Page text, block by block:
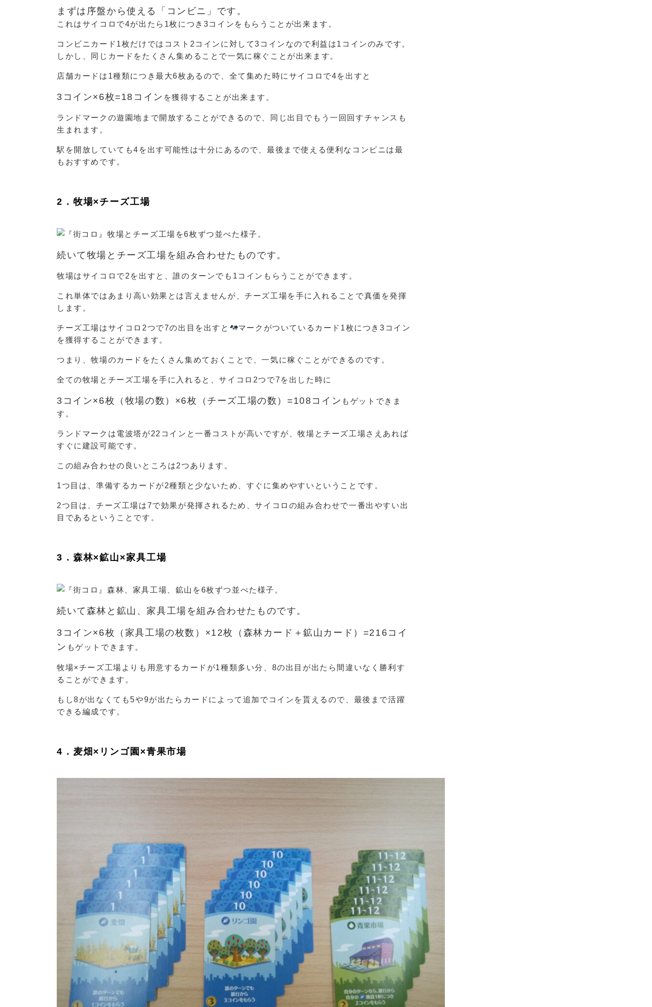
まずは序盤から使える「コンビニ」です。
これはサイコロで4が出たら1枚につき3コインをもらうことが出来ます。
コンビニカード1枚だけではコスト2コインに対して3コインなので利益は1コインのみです。
しかし、同じカードをたくさん集めることで一気に稼ぐことが出来ます。
店舗カードは1種類につき最大6枚あるので、全て集めた時にサイコロで4を出すと
3コイン×6枚=18コイン を獲得することが出来ます。
ランドマークの遊園地まで開放することができるので、同じ出目でもう一回回すチャンスも
生まれます。
駅を開放していても4を出す可能性は十分にあるので、最後まで使える便利なコンビニは最
もおすすめです。
2．牧場×チーズ工場
続いて牧場とチーズ工場を組み合わせたものです。
牧場はサイコロで2を出すと、誰のターンでも1コインもらうことができます。
これ単体ではあまり高い効果とは言えませんが、チーズ工場を手に入れることで真価を発揮
します。
チーズ工場はサイコロ2つで7の出目を出すと
マークがついているカード1枚につき3コイン
を獲得することができます。
つまり、牧場のカードをたくさん集めておくことで、一気に稼ぐことができるのです。
全ての牧場とチーズ工場を手に入れると、サイコロ2つで7を出した時に
3コイン×6枚（牧場の数）×6枚（チーズ工場の数）=108コイン もゲットできま
す。
ランドマークは電波塔が22コインと一番コストが高いですが、牧場とチーズ工場さえあれば
すぐに建設可能です。
この組み合わせの良いところは2つあります。
1つ目は、準備するカードが2種類と少ないため、すぐに集めやすいということです。
2つ目は、チーズ工場は7で効果が発揮されるため、サイコロの組み合わせで一番出やすい出
目であるということです。
3．森林×鉱山×家具工場
続いて森林と鉱山、家具工場を組み合わせたものです。
3コイン×6枚（家具工場の枚数）×12枚（森林カード＋鉱山カード）=216コイ
ン もゲットできます。
牧場×チーズ工場よりも用意するカードが1種類多い分、8の出目が出たら間違いなく勝利す
ることができます。
もし8が出なくても5や9が出たらカードによって追加でコインを貰えるので、最後まで活躍
できる編成です。
4．麦畑×リンゴ園×青果市場